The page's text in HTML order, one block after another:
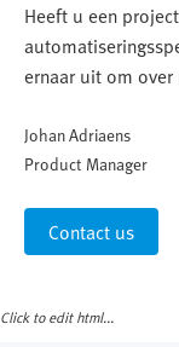
Heeft u een
ernaar uit om
Johan Adriaens
Product Manager
Contact us
Click to edit html...